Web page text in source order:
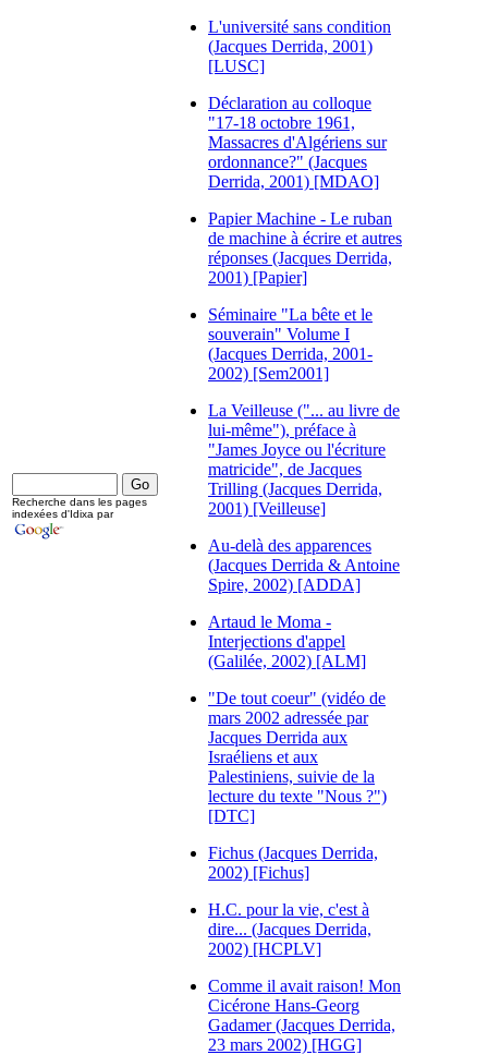
L'université sans condition
(Jacques Derrida, 2001)
[LUSC]
Déclaration au colloque
"17-18 octobre 1961,
Massacres d'Algériens sur
ordonnance?" (Jacques
Derrida, 2001) [MDAO]
Papier Machine - Le ruban
de machine à écrire et autres
réponses (Jacques Derrida,
2001) [Papier]
Séminaire "La bête et le
souverain" Volume I
(Jacques Derrida, 2001-
2002) [Sem2001]
La Veilleuse ("... au livre de
lui-même"), préface à
"James Joyce ou l'écriture
matricide", de Jacques
Trilling (Jacques Derrida,
2001) [Veilleuse]
Au-delà des apparences
(Jacques Derrida & Antoine
Spire, 2002) [ADDA]
Artaud le Moma -
Interjections d'appel
(Galilée, 2002) [ALM]
"De tout coeur" (vidéo de
mars 2002 adressée par
Jacques Derrida aux
Israéliens et aux
Palestiniens, suivie de la
lecture du texte "Nous ?")
[DTC]
Fichus (Jacques Derrida,
2002) [Fichus]
H.C. pour la vie, c'est à
dire... (Jacques Derrida,
2002) [HCPLV]
Comme il avait raison! Mon
Cicérone Hans-Georg
Gadamer (Jacques Derrida,
23 mars 2002) [HGG]
Recherche dans les pages
indexées d'Idixa par